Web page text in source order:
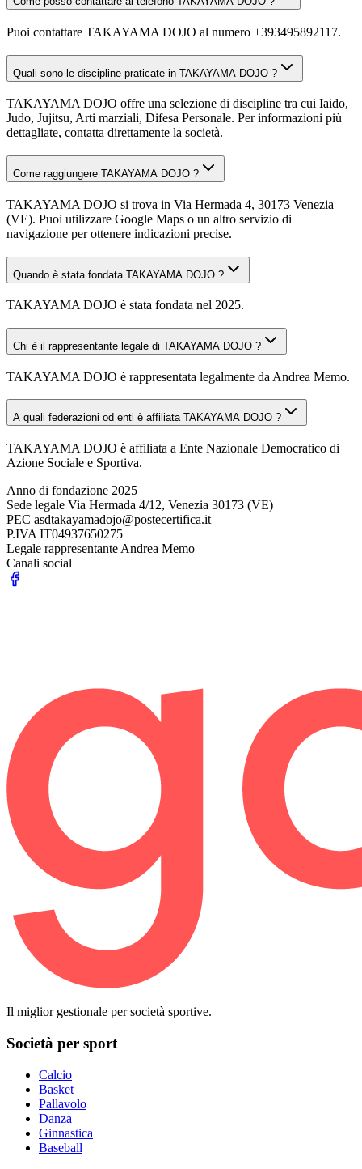
Puoi contattare TAKAYAMA DOJO al numero +393495892117.
Quali sono le discipline praticate in TAKAYAMA DOJO ?
TAKAYAMA DOJO offre una selezione di discipline tra cui Iaido,
Judo, Jujitsu, Arti marziali, Difesa Personale. Per informazioni più
dettagliate, contatta direttamente la società.
Come raggiungere TAKAYAMA DOJO ?
TAKAYAMA DOJO si trova in Via Hermada 4, 30173 Venezia
(VE). Puoi utilizzare Google Maps o un altro servizio di
navigazione per ottenere indicazioni precise.
Quando è stata fondata TAKAYAMA DOJO ?
TAKAYAMA DOJO è stata fondata nel 2025.
Chi è il rappresentante legale di TAKAYAMA DOJO ?
TAKAYAMA DOJO è rappresentata legalmente da Andrea Memo.
A quali federazioni od enti è affiliata TAKAYAMA DOJO ?
TAKAYAMA DOJO è affiliata a Ente Nazionale Democratico di
Azione Sociale e Sportiva.
Anno di fondazione 2025
Sede legale Via Hermada 4/12, Venezia 30173 (VE)
PEC asdtakayamadojo@postecertifica.it
P.IVA IT04937650275
Legale rappresentante Andrea Memo
Canali social
Il miglior gestionale per società sportive.
Società per sport
Calcio
Basket
Pallavolo
Danza
Ginnastica
Baseball